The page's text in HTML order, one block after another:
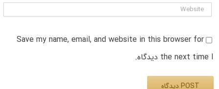
Save my name, email, and website in this browser for
the next time I دیدگاه.